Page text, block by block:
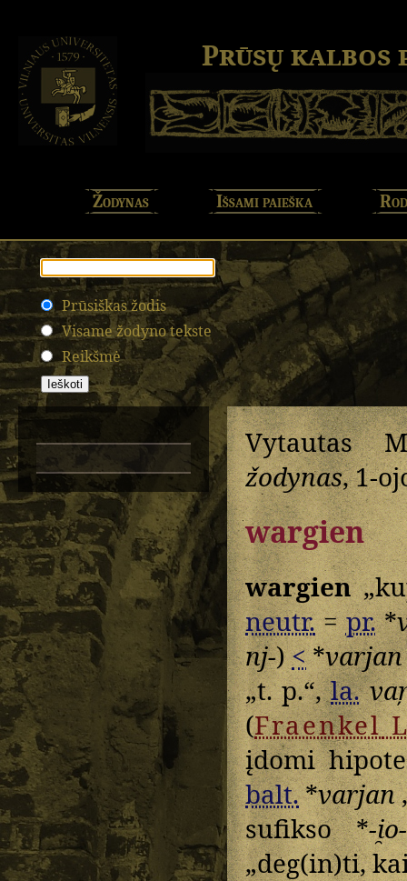
Prūsų kalbos
Žodynas Išsami paieška
Prūsiškas žodis
Visame žodyno tekste
Reikšmė
Vytautas
žodynas, 1-
wargien
wargien
neutr.=pr.*
nj-)<*varjan
„t. p.“,la.
(Fraenkel
įdomi
balt.*varjan
sufikso *-i̯o-
„deg(in)ti,